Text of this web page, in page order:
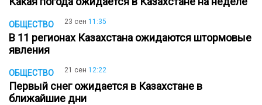
ОБЩЕСТВО 23 сен 11:35
В 11 регионах Казахстана ожидаются штормовые
явления
ОБЩЕСТВО 21 сен 12:22
Первый снег ожидается в Казахстане в
ближайшие дни